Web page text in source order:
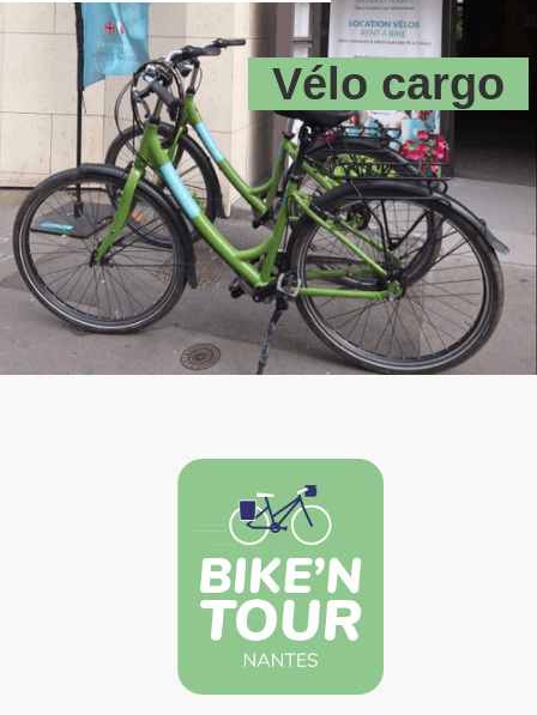
Vélo cargo